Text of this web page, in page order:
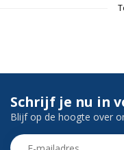
Schrijf je nu in
Blijf op de hoogte over